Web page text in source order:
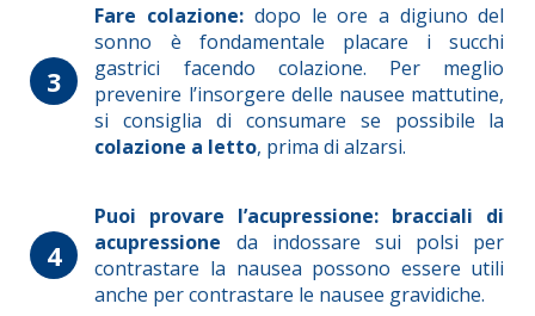
3
Fare colazione: dopo le ore a digiuno del
sonno è fondamentale placare i succhi
gastrici facendo colazione. Per meglio
prevenire l’insorgere delle nausee mattutine,
si consiglia di consumare se possibile la
colazione a letto, prima di alzarsi.
4
Puoi provare l’acupressione: bracciali di
acupressione da indossare sui polsi per
contrastare la nausea possono essere utili
anche per contrastare le nausee gravidiche.